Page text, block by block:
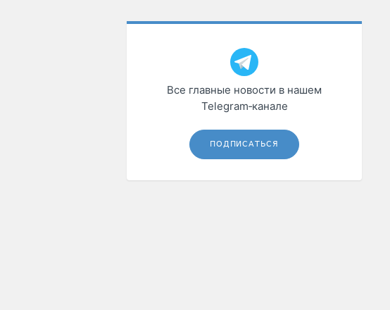
Все главные новости в нашем
Telegram‑канале
ПОДПИСАТЬСЯ